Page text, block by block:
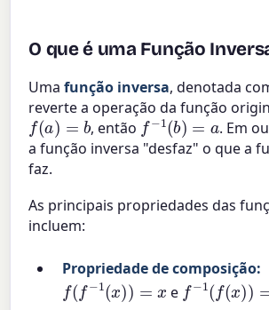
O que é uma Função
Umafunção inversa, denotada
reverte a operação da função
f(a)=b
, então
f−1(b)=a
. Em
a função inversa "desfaz" o que a
faz.
As principais propriedades das
incluem:
Propriedade de composição:
f(f−1(x))=x
e
f−1(f(x))=x